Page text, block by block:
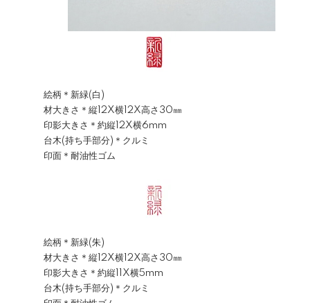
絵柄＊新緑(白)
材大きさ＊縦12X横12X高さ30㎜
印影大きさ＊約縦12X横6mm
台木(持ち手部分)＊クルミ
印面＊耐油性ゴム
絵柄＊新緑(朱)
材大きさ＊縦12X横12X高さ30㎜
印影大きさ＊約縦11X横5mm
台木(持ち手部分)＊クルミ